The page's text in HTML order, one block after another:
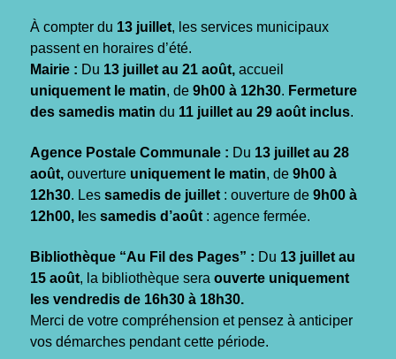
À compter du 13 juillet, les services municipaux
passent en horaires d’été.
Mairie : Du 13 juillet au 21 août, accueil
uniquement le matin, de 9h00 à 12h30. Fermeture
des samedis matin du 11 juillet au 29 août inclus.
Agence Postale Communale : Du 13 juillet au 28
août, ouverture uniquement le matin, de 9h00 à
12h30. Les samedis de juillet : ouverture de 9h00 à
12h00, l es samedis d’août : agence fermée.
Bibliothèque “Au Fil des Pages” : Du 13 juillet au
15 août, la bibliothèque sera ouverte uniquement
les vendredis de 16h30 à 18h30.
Merci de votre compréhension et pensez à anticiper
vos démarches pendant cette période.